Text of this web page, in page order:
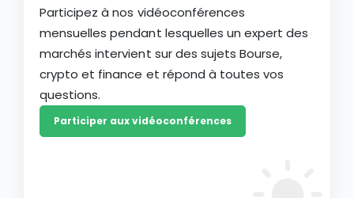
Participez à nos vidéoconférences
mensuelles pendant lesquelles un expert des
marchés intervient sur des sujets Bourse,
crypto et finance et répond à toutes vos
questions.
Participer aux vidéoconférences